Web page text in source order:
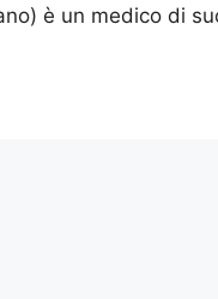
è un medico di